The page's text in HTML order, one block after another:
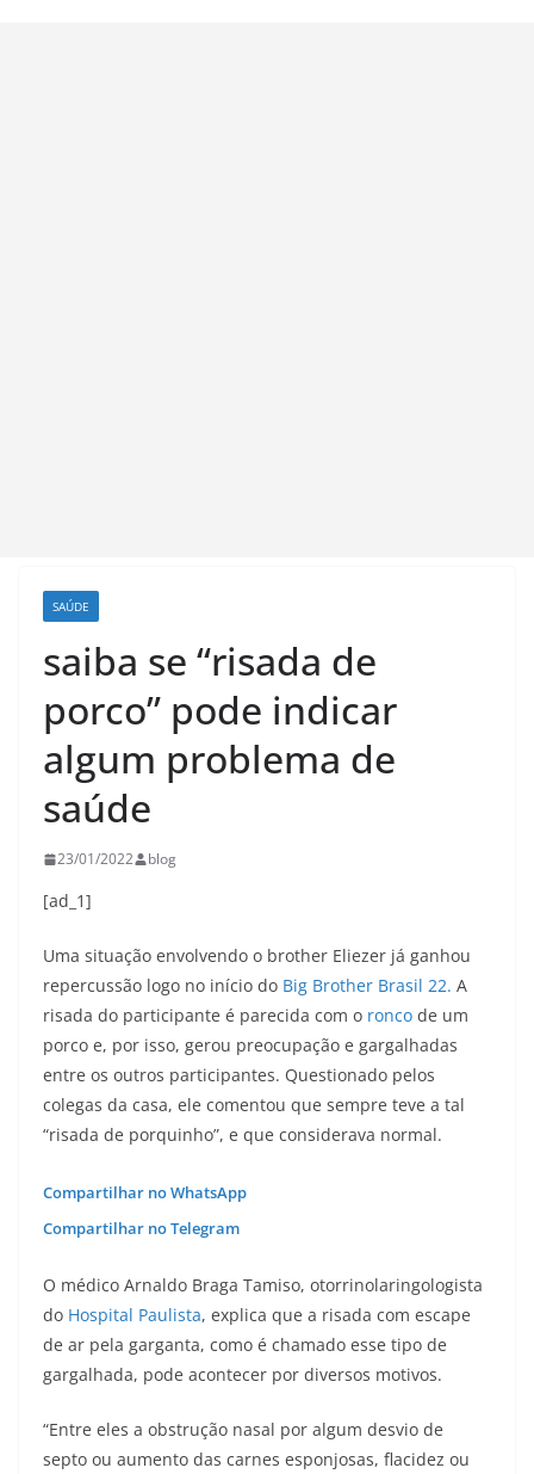
SAÚDE
saiba se “risada de
porco” pode indicar
algum problema de
saúde
23/01/2022 blog
[ad_1]
Uma situação envolvendo o brother Eliezer já ganhou
repercussão logo no início do Big Brother Brasil 22. A
risada do participante é parecida com o ronco de um
porco e, por isso, gerou preocupação e gargalhadas
entre os outros participantes. Questionado pelos
colegas da casa, ele comentou que sempre teve a tal
“risada de porquinho”, e que considerava normal.
Compartilhar no WhatsApp
Compartilhar no Telegram
O médico Arnaldo Braga Tamiso, otorrinolaringologista
do Hospital Paulista, explica que a risada com escape
de ar pela garganta, como é chamado esse tipo de
gargalhada, pode acontecer por diversos motivos.
“Entre eles a obstrução nasal por algum desvio de
septo ou aumento das carnes esponjosas, flacidez ou